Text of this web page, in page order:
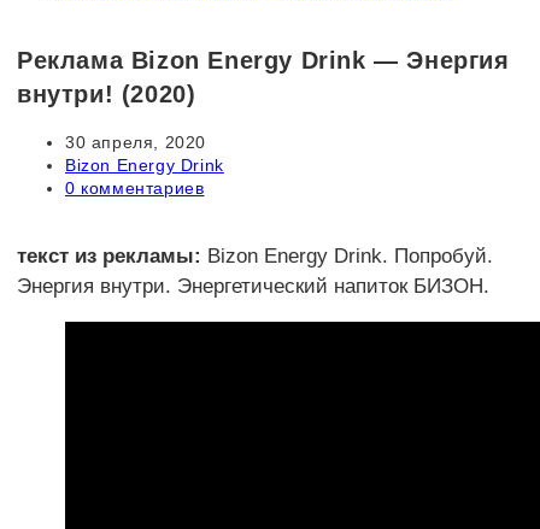
Реклама Bizon Energy Drink — Энергия
внутри! (2020)
Запись
опубликована:
30 апреля, 2020
Рубрика
записи:
Bizon Energy Drink
Комментарии
0 комментариев
текст из рекламы: Bizon Energy Drink. Попробуй.
Энергия внутри. Энергетический напиток БИЗОН.